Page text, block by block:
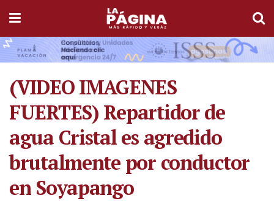
(VIDEO IMAGENES
FUERTES) Repartidor de
agua Cristal es agredido
brutalmente por conductor
en Soyapango